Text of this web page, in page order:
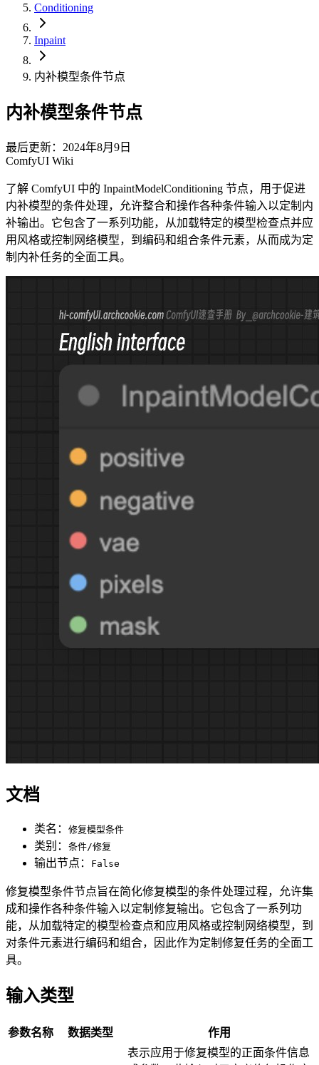
Conditioning
Inpaint
内补模型条件节点
内补模型条件节点
最后更新：2024年8月9日
ComfyUI Wiki
了解 ComfyUI 中的 InpaintModelConditioning 节点，用于促进
内补模型的条件处理，允许整合和操作各种条件输入以定制内
补输出。它包含了一系列功能，从加载特定的模型检查点并应
用风格或控制网络模型，到编码和组合条件元素，从而成为定
制内补任务的全面工具。
文档
类名： 修复模型条件
类别： 条件/修复
输出节点： False
修复模型条件节点旨在简化修复模型的条件处理过程，允许集
成和操作各种条件输入以定制修复输出。它包含了一系列功
能，从加载特定的模型检查点和应用风格或控制网络模型，到
对条件元素进行编码和组合，因此作为定制修复任务的全面工
具。
输入类型
参数名称 数据类型
作用
表示应用于修复模型的正面条件信息